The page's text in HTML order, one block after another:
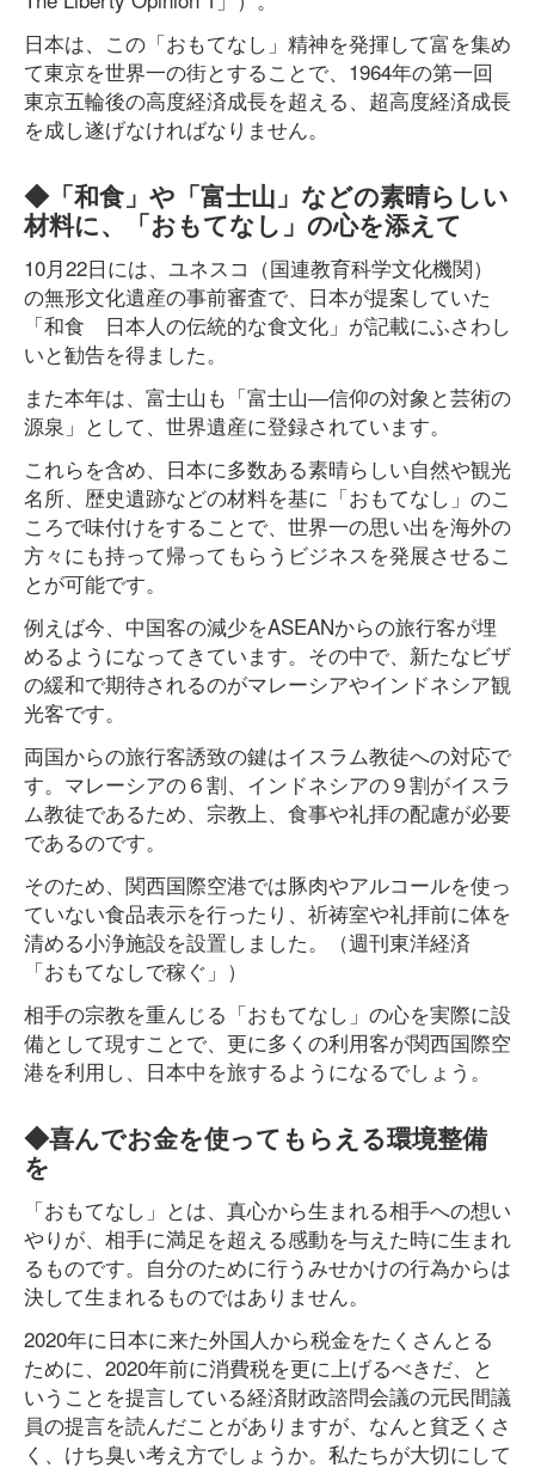
日本は、この「おもてなし」精神を発揮して富を集め
て東京を世界一の街とすることで、1964年の第一回
東京五輪後の高度経済成長を超える、超高度経済成長
を成し遂げなければなりません。
◆「和食」や「富士山」などの素晴らしい
材料に、「おもてなし」の心を添えて
10月22日には、ユネスコ（国連教育科学文化機関）
の無形文化遺産の事前審査で、日本が提案していた
「和食 日本人の伝統的な食文化」が記載にふさわし
いと勧告を得ました。
また本年は、富士山も「富士山―信仰の対象と芸術の
源泉」として、世界遺産に登録されています。
これらを含め、日本に多数ある素晴らしい自然や観光
名所、歴史遺跡などの材料を基に「おもてなし」のこ
ころで味付けをすることで、世界一の思い出を海外の
方々にも持って帰ってもらうビジネスを発展させるこ
とが可能です。
例えば今、中国客の減少をASEANからの旅行客が埋
めるようになってきています。その中で、新たなビザ
の緩和で期待されるのがマレーシアやインドネシア観
光客です。
両国からの旅行客誘致の鍵はイスラム教徒への対応で
す。マレーシアの６割、インドネシアの９割がイスラ
ム教徒であるため、宗教上、食事や礼拝の配慮が必要
であるのです。
そのため、関西国際空港では豚肉やアルコールを使っ
ていない食品表示を行ったり、祈祷室や礼拝前に体を
清める小浄施設を設置しました。（週刊東洋経済
「おもてなしで稼ぐ」）
相手の宗教を重んじる「おもてなし」の心を実際に設
備として現すことで、更に多くの利用客が関西国際空
港を利用し、日本中を旅するようになるでしょう。
◆喜んでお金を使ってもらえる環境整備
を
「おもてなし」とは、真心から生まれる相手への想い
やりが、相手に満足を超える感動を与えた時に生まれ
るものです。自分のために行うみせかけの行為からは
決して生まれるものではありません。
2020年に日本に来た外国人から税金をたくさんとる
ために、2020年前に消費税を更に上げるべきだ、と
いうことを提言している経済財政諮問会議の元民間議
員の提言を読んだことがありますが、なんと貧乏くさ
く、けち臭い考え方でしょうか。私たちが大切にして